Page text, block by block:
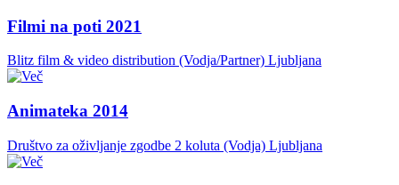
Filmi na poti 2021
Blitz film & video distribution (Vodja/Partner) Ljubljana
Animateka 2014
Društvo za oživljanje zgodbe 2 koluta (Vodja) Ljubljana